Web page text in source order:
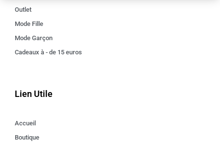
Outlet
Mode Fille
Mode Garçon
Cadeaux à - de 15 euros
Lien Utile
Accueil
Boutique